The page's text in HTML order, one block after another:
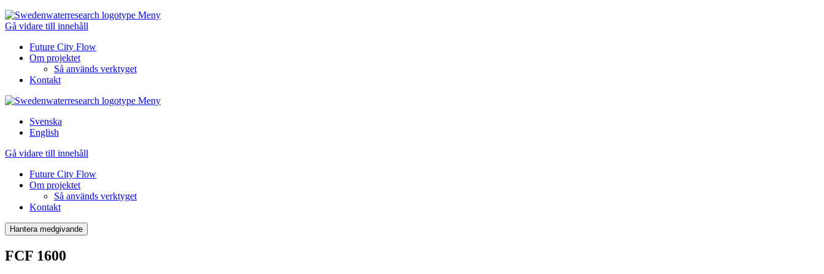
Meny
Gå vidare till innehåll
Future City Flow
Om projektet
Så används verktyget
Kontakt
Meny
Svenska
English
Gå vidare till innehåll
Future City Flow
Om projektet
Så används verktyget
Kontakt
Hantera medgivande
FCF 1600